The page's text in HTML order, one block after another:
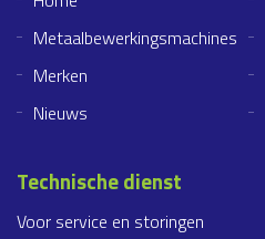
Metaalbewerkingsmachines
Merken
Nieuws
Technische dienst
Voor service en storingen